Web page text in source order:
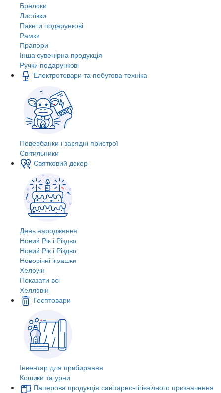
Брелоки
Листівки
Пакети подарункові
Рамки
Прапори
Інша сувенірна продукція
Ручки подарункові
Електротовари та побутова техніка
Повербанки і зарядні пристрої
Світильники
Святковий декор
День народження
Новий Рік і Різдво
Новий Рік і Різдво
Новорічні іграшки
Хелоуін
Показати всі
Хелловін
Госптовари
Інвентар для прибирання
Кошики та урни
Паперова продукція санітарно-гігієнічного призначення